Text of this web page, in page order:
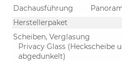
Dachausführung
Herstellerpaket
Scheiben, Verglasung
Privacy Glass (Heckscheibe
abgedunkelt)